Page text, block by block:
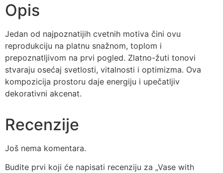
Opis
Jedan od najpoznatijih cvetnih motiva čini ovu
reprodukciju na platnu snažnom, toplom i
prepoznatljivom na prvi pogled. Zlatno-žuti tonovi
stvaraju osećaj svetlosti, vitalnosti i optimizma. Ova
kompozicija prostoru daje energiju i upečatljiv
dekorativni akcenat.
Recenzije
Još nema komentara.
Budite prvi koji će napisati recenziju za „Vase with